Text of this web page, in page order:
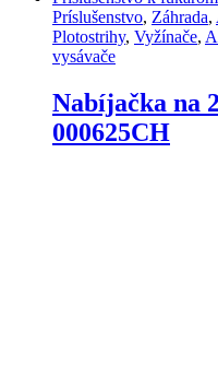
Príslušenstvo, Záhrada,
Plotostrihy, Vyžínače,
vysávače
Nabíjačka na
000625CH